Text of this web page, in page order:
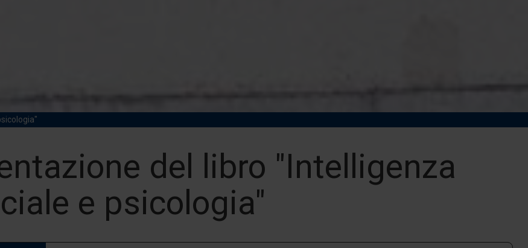
del libro "Intelligenza
e psicologia"